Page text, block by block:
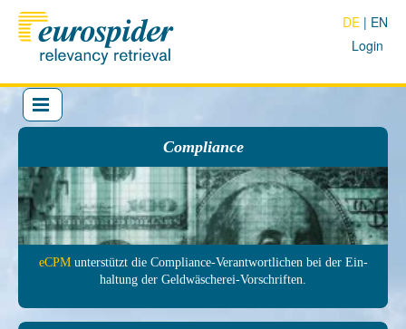
Login
DE EN
Compliance
eCPMunter­stützt die Com­pliance-Ver­antwort­lichen bei der Ein­
haltung der Geld­wäscherei-Vor­schrif­ten.